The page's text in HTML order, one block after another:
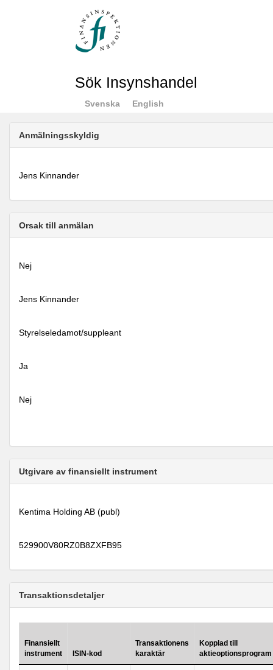
Sök Insynshandel
Svenska English
Anmälningsskyldig
Jens Kinnander
Orsak till anmälan
Nej
Jens Kinnander
Styrelseledamot/suppleant
Ja
Nej
Utgivare av finansiellt instrument
Kentima Holding AB (publ)
529900V80RZ0B8ZXFB95
Transaktionsdetaljer
Finansiellt
instrument
ISIN-kod
Transaktionens
karaktär
Kopplad till
aktieoptionsprogram